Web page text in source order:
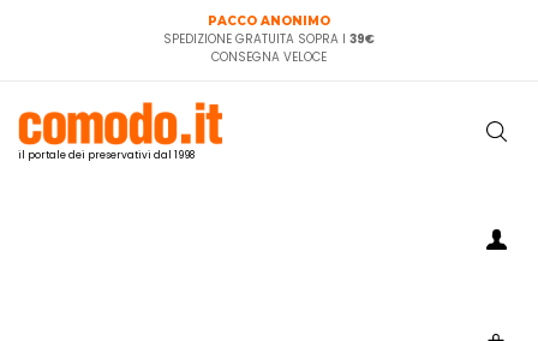
PACCO ANONIMO
SPEDIZIONE GRATUITA SOPRA I 39€
CONSEGNA VELOCE
il portale dei preservativi dal 1998